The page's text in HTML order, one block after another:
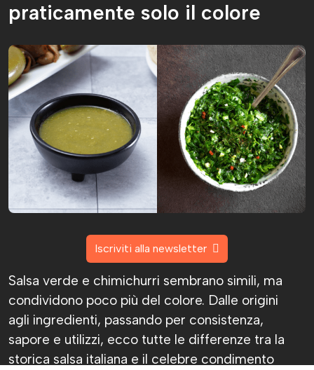
praticamente solo il colore
Iscriviti alla newsletter
Salsa verde e chimichurri sembrano simili, ma
condividono poco più del colore. Dalle origini
agli ingredienti, passando per consistenza,
sapore e utilizzi, ecco tutte le differenze tra la
storica salsa italiana e il celebre condimento